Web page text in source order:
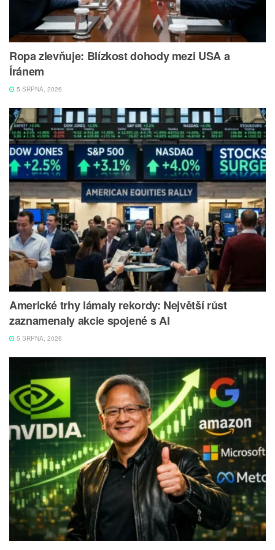
Ropa zlevňuje: Blízkost dohody mezi USA a
Íránem
5 SRPNA, 2026
Americké trhy lámaly rekordy: Největší růst
zaznamenaly akcie spojené s AI
5 SRPNA, 2026